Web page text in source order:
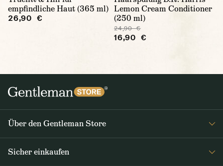
empfindliche Haut (365 ml)
26,90 €
Lemon Cream Conditioner
(250 ml)
24,90 €
16,90 €
Über den Gentleman Store
Sicher einkaufen